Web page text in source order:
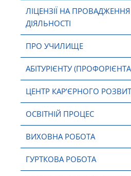
ЛІЦЕНЗІЇ НА ПРОВАДЖЕННЯ
ДІЯЛЬНОСТІ
ПРО УЧИЛИЩЕ
АБІТУРІЄНТУ
ЦЕНТР КАР’ЄРНОГО
ОСВІТНІЙ ПРОЦЕС
ВИХОВНА РОБОТА
ГУРТКОВА РОБОТА